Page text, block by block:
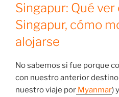
Singapur: Qué ver
Singapur, cómo
alojarse
No sabemos si fue porque
con nuestro anterior destino
nuestro viaje por Myanmar)